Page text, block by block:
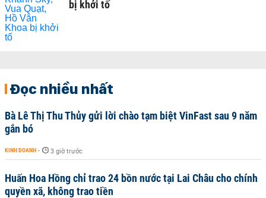
bị khởi tố
Đọc nhiều nhất
Bà Lê Thị Thu Thủy gửi lời chào tạm biệt VinFast sau 9 năm
gắn bó
KINH DOANH - 3 giờ trước
Huấn Hoa Hồng chỉ trao 24 bồn nước tại Lai Châu cho chính
quyền xã, không trao tiền